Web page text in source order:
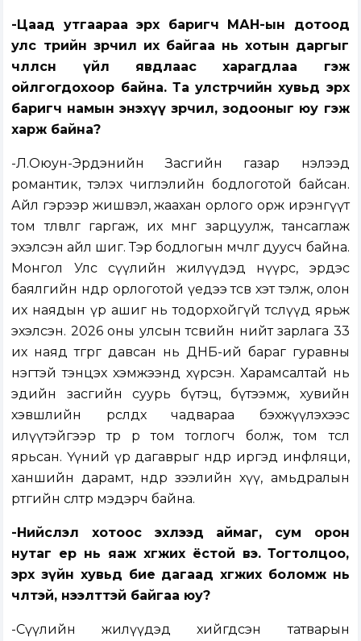
-Цаад утгаараа эрх баригч МАН-ын дотоод
улс төрийн зөрчил их байгаа нь хотын даргыг
чөлөөлсөн үйл явдлаас харагдлаа гэж
ойлгогдохоор байна. Та улстөрчийн хувьд эрх
баригч намын энэхүү зөрчил, зодооныг юу гэж
харж байна?
-Л.Оюун-Эрдэнийн Засгийн газар нэлээд
романтик, тэлэх чиглэлийн бодлоготой байсан.
Айл гэрээр жишвэл, жаахан орлого орж ирэнгүүт
том төлөвлөгөө гаргаж, их мөнгө зарцуулж, тансаглаж
эхэлсэн айл шиг. Тэр бодлогын мөчлөг дуусч байна.
Монгол Улс сүүлийн жилүүдэд нүүрс, эрдэс
баялгийн өндөр орлоготой үедээ төсвөө хэт тэлж, олон
их наядын үр ашиг нь тодорхойгүй төслүүд ярьж
эхэлсэн. 2026 оны улсын төсвийн нийт зарлага 33
их наяд төгрөг давсан нь ДНБ-ий бараг гуравны
нэгтэй тэнцэх хэмжээнд хүрсэн. Харамсалтай нь
эдийн засгийн суурь бүтэц, бүтээмж, хувийн
хэвшлийн өрсөлдөх чадвараа бэхжүүлэхээс
илүүтэйгээр төр өөрөө том тоглогч болж, том төсөл
ярьсан. Үүний үр дагаврыг өнөөдөр иргэд инфляци,
ханшийн дарамт, өндөр зээлийн хүү, амьдралын
өртгийн өсөлтөөр мэдэрч байна.
-Нийслэл хотоос эхлээд аймаг, сум орон
нутаг ер нь яаж хөгжих ёстой вэ. Тогтолцоо,
эрх зүйн хувьд бие дагаад хөгжих боломж нь
чөлөөтэй, нээлттэй байгаа юу?
-Сүүлийн жилүүдэд хийгдсэн татварын